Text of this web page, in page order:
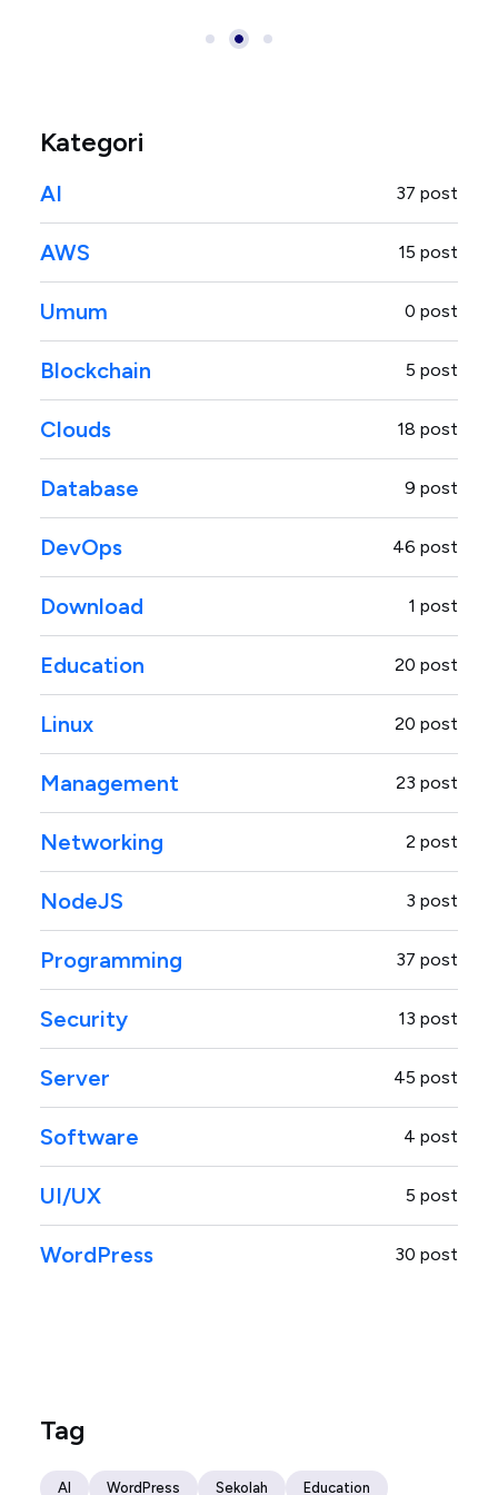
Kategori
AI 37 post
AWS 15 post
Umum 0 post
Blockchain 5 post
Clouds 18 post
Database 9 post
DevOps 46 post
Download 1 post
Education 20 post
Linux 20 post
Management 23 post
Networking 2 post
NodeJS 3 post
Programming 37 post
Security 13 post
Server 45 post
Software 4 post
UI/UX 5 post
WordPress 30 post
Tag
AI WordPress Sekolah Education